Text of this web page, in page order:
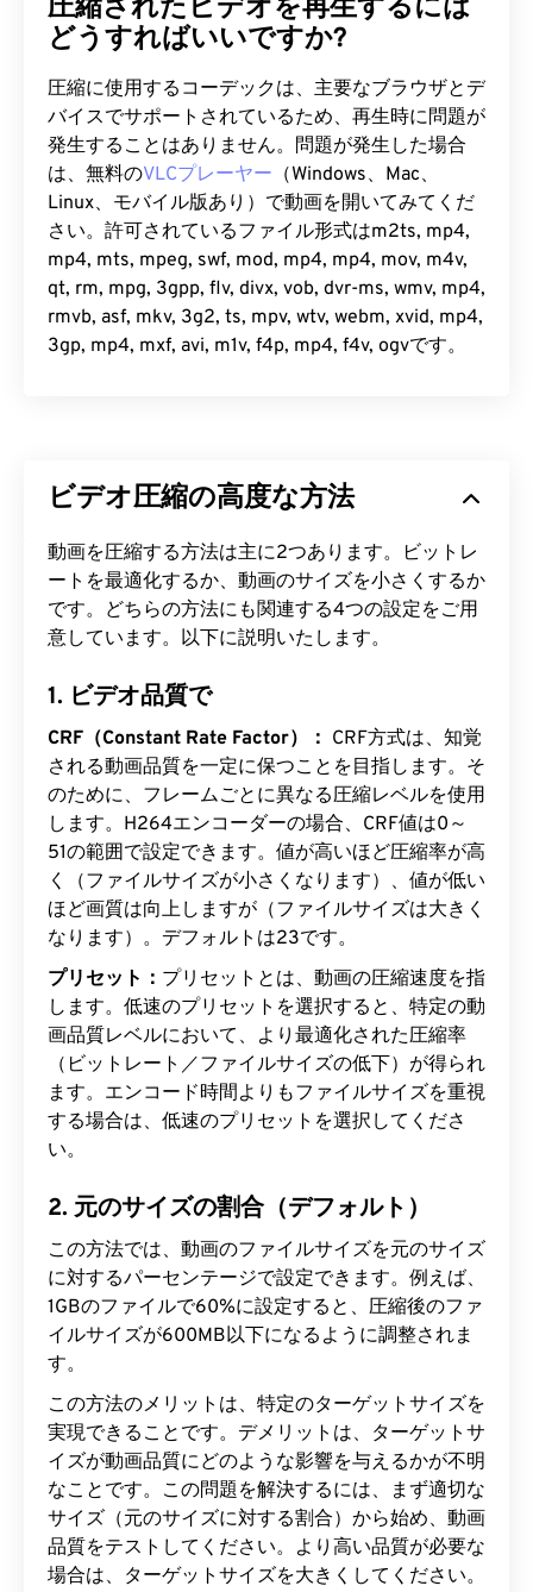
圧縮されたビデオを再生するには
どうすればいいですか?
圧縮に使用するコーデックは、主要なブラウザとデ
バイスでサポートされているため、再生時に問題が
発生することはありません。問題が発生した場合
は、無料のVLCプレーヤー （Windows、Mac、
Linux、モバイル版あり）で動画を開いてみてくだ
さい。許可されているファイル形式はm2ts, mp4,
mp4, mts, mpeg, swf, mod, mp4, mp4, mov, m4v,
qt, rm, mpg, 3gpp, flv, divx, vob, dvr-ms, wmv, mp4,
rmvb, asf, mkv, 3g2, ts, mpv, wtv, webm, xvid, mp4,
3gp, mp4, mxf, avi, m1v, f4p, mp4, f4v, ogvです。
ビデオ圧縮の高度な方法
動画を圧縮する方法は主に2つあります。ビットレ
ートを最適化するか、動画のサイズを小さくするか
です。どちらの方法にも関連する4つの設定をご用
意しています。以下に説明いたします。
1. ビデオ品質で
CRF（Constant Rate Factor）： CRF方式は、知覚
される動画品質を一定に保つことを目指します。そ
のために、フレームごとに異なる圧縮レベルを使用
します。H264エンコーダーの場合、CRF値は0～
51の範囲で設定できます。値が高いほど圧縮率が高
く（ファイルサイズが小さくなります）、値が低い
ほど画質は向上しますが（ファイルサイズは大きく
なります）。デフォルトは23です。
プリセット： プリセットとは、動画の圧縮速度を指
します。低速のプリセットを選択すると、特定の動
画品質レベルにおいて、より最適化された圧縮率
（ビットレート／ファイルサイズの低下）が得られ
ます。エンコード時間よりもファイルサイズを重視
する場合は、低速のプリセットを選択してくださ
い。
2. 元のサイズの割合（デフォルト）
この方法では、動画のファイルサイズを元のサイズ
に対するパーセンテージで設定できます。例えば、
1GBのファイルで60%に設定すると、圧縮後のファ
イルサイズが600MB以下になるように調整されま
す。
この方法のメリットは、特定のターゲットサイズを
実現できることです。デメリットは、ターゲットサ
イズが動画品質にどのような影響を与えるかが不明
なことです。この問題を解決するには、まず適切な
サイズ（元のサイズに対する割合）から始め、動画
品質をテストしてください。より高い品質が必要な
場合は、ターゲットサイズを大きくしてください。